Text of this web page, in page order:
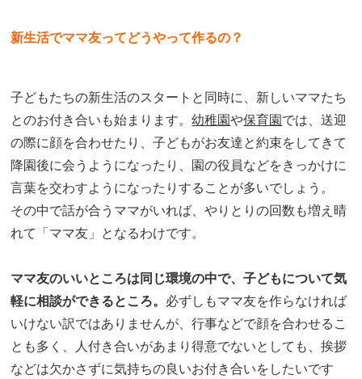
新生活でママ友ってどうやって作るの？
子どもたちの新生活のスタートと同時に、新しいママたち
とのお付き合いも始まります。幼稚園や保育園 では、送迎
の際に顔を合わせたり、子どもがお友達と約束をしてきて
降園後に会うようになったり、園の役員などをきっかけに
言葉を交わすようになったりすることが多いでしょう。
その中で話が合うママがいれば、やりとりの回数も増え晴
れて「ママ友」となるわけです。
ママ友のいいところは同じ環境の中で、子どもについて気
軽に相談ができるところ。 必ずしもママ友を作らなければ
いけない訳ではありませんが、行事などで顔を合わせるこ
とも多く、人付き合いがあまり得意でないとしても、挨拶
などは欠かさずに気持ちの良いお付き合いをしたいです